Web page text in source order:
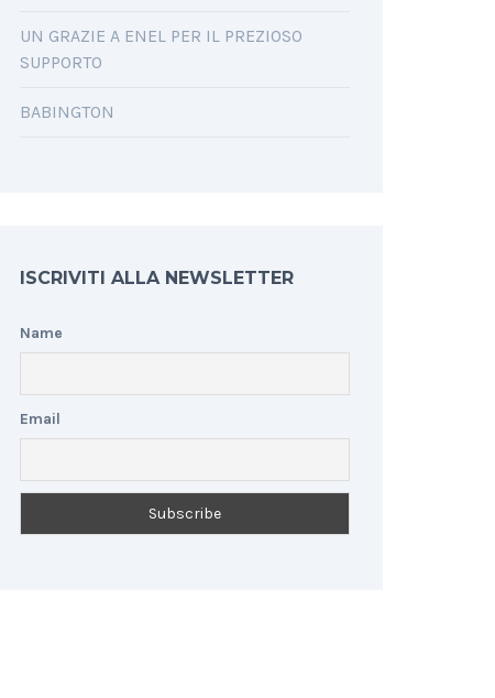
UN GRAZIE A ENEL PER IL PREZIOSO
SUPPORTO
BABINGTON
ISCRIVITI ALLA NEWSLETTER
Name
Email